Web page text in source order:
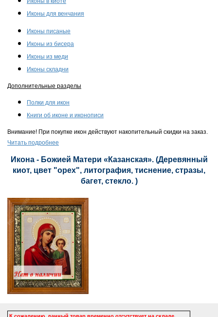
Иконы для венчания
Иконы писаные
Иконы из бисера
Иконы из меди
Иконы складни
Дополнительные разделы
Полки для икон
Книги об иконе и иконописи
Внимание! При покупке икон действуют накопительный скидки на заказ.
Читать подробнее
Икона - Божией Матери «Казанская». (Деревянный
киот, цвет "орех", литография, тиснение, стразы,
багет, стекло. )
К сожалению, данный товар временно отсутствует на складе.